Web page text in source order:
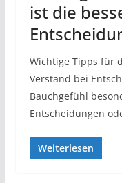
ist die
Wichtige Tipps für
Verstand bei
Bauchgefühl
Entscheidungen
Weiterlesen